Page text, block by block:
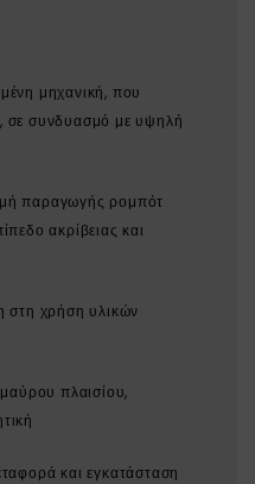
μηχανική, που
σε συνδυασμό με υψηλή
παραγωγής ρομπότ
ακρίβειας και
στη χρήση υλικών
πλαισίου,
και εγκατάσταση